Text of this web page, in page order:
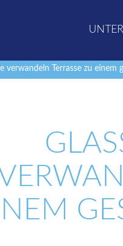
verwandeln Terrasse zu einem